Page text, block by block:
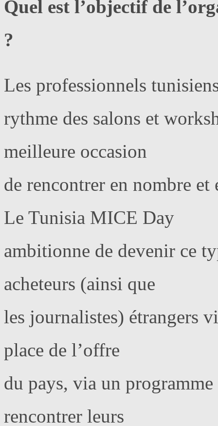
Quel est l’objectif de
?
Les professionnels
rythme des salons et
meilleure occasion
de rencontrer en nombre et
Le Tunisia MICE Day
ambitionne de devenir ce
acheteurs (ainsi que
les journalistes) étrangers
place de l’offre
du pays, via un
rencontrer leurs